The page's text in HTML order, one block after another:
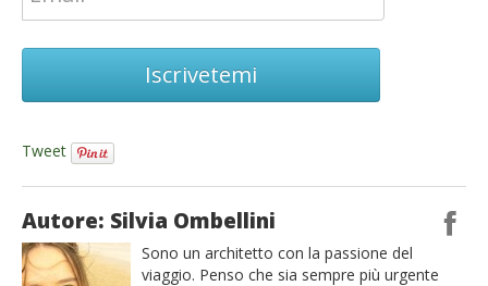
Iscrivetemi
Tweet
Autore: Silvia Ombellini
Sono un architetto con la passione del
viaggio. Penso che sia sempre più urgente